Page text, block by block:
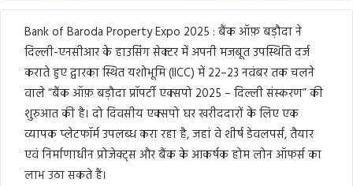
Bank of Baroda Property Expo 2025 : बैंक ऑफ़ बड़ौदा ने
दिल्ली-एनसीआर के हाउसिंग सेक्टर में अपनी मजबूत उपस्थिति दर्ज
कराते हुए द्वारका स्थित यशोभूमि (IICC) में 22–23 नवंबर तक चलने
वाले “बैंक ऑफ़ बड़ौदा प्रॉपर्टी एक्सपो 2025 – दिल्ली संस्करण” की
शुरुआत की है। दो दिवसीय एक्सपो घर खरीददारों के लिए एक
व्यापक प्लेटफॉर्म उपलब्ध करा रहा है, जहां वे शीर्ष डेवलपर्स, तैयार
एवं निर्माणाधीन प्रोजेक्ट्स और बैंक के आकर्षक होम लोन ऑफर्स का
लाभ उठा सकते हैं।